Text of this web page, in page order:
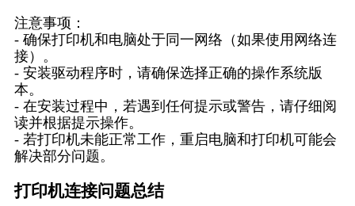
注意事项：
- 确保打印机和电脑处于同一网络（如果使用网络连
接）。
- 安装驱动程序时，请确保选择正确的操作系统版
本。
- 在安装过程中，若遇到任何提示或警告，请仔细阅
读并根据提示操作。
- 若打印机未能正常工作，重启电脑和打印机可能会
解决部分问题。
打印机连接问题总结